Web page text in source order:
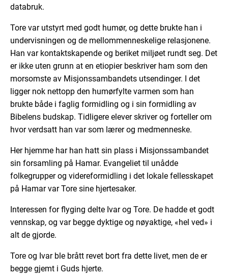
databruk.
Tore var utstyrt med godt humør, og dette brukte han i
undervisningen og de mellommenneskelige relasjonene.
Han var kontaktskapende og beriket miljøet rundt seg. Det
er ikke uten grunn at en etiopier beskriver ham som den
morsomste av Misjonssambandets utsendinger. I det
ligger nok nettopp den humørfylte varmen som han
brukte både i faglig formidling og i sin formidling av
Bibelens budskap. Tidligere elever skriver og forteller om
hvor verdsatt han var som lærer og medmenneske.
Her hjemme har han hatt sin plass i Misjonssambandet
sin forsamling på Hamar. Evangeliet til unådde
folkegrupper og videreformidling i det lokale fellesskapet
på Hamar var Tore sine hjertesaker.
Interessen for flyging delte Ivar og Tore. De hadde et godt
vennskap, og var begge dyktige og nøyaktige, «hel ved» i
alt de gjorde.
Tore og Ivar ble brått revet bort fra dette livet, men de er
begge gjemt i Guds hjerte.